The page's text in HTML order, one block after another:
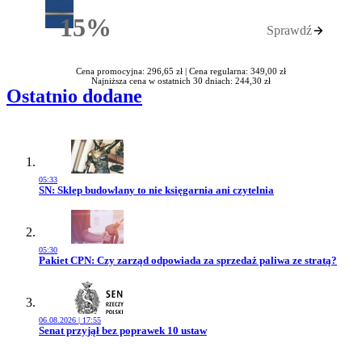
15%Rabatu Sprawdź
Cena promocyjna: 296,65 zł | Cena regularna: 349,00 zł
Najniższa cena w ostatnich 30 dniach: 244,30 zł
Ostatnio dodane
05:33
Przejdź do artykułu:
SN: Sklep budowlany to nie księgarnia ani czytelnia
05:30
Przejdź do artykułu:
Pakiet CPN: Czy zarząd odpowiada za sprzedaż paliwa ze stratą?
06.08.2026 | 17:55
Przejdź do artykułu:
Senat przyjął bez poprawek 10 ustaw